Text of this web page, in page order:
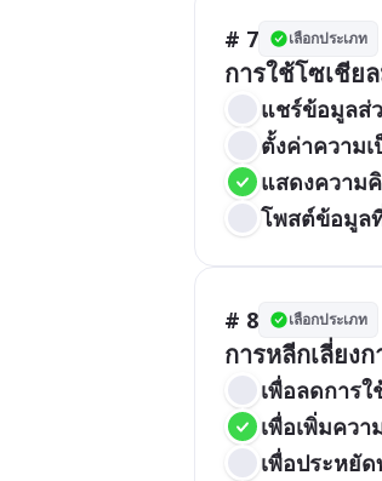
# 7 เลือกประเภท
การใช้โซเชีย
แชร์ข้อมูลส่
ตั้งค่าความ
แสดงความ
โพสต์ข้อมูล
# 8 เลือกประเภท
การหลีกเลี่ยง
เพื่อลดการใ
เพื่อเพิ่มคว
เพื่อประหยั